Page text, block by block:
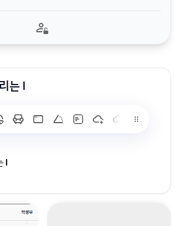
는 I
I
광고 [X]를 누르면 내용이 보입니다